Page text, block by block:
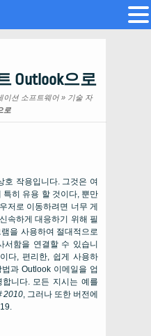
Outlook으로
이션 소프트웨어 » 기술 자
로
호 작용입니다. 그것은 여
특히 유용 할 것이다, 뿐만
저로 이동하려면 너무 게
속하게 대응하기 위해 필
을 사용하여 절대적으로
서함을 연결할 수 있습니
다, 편리한, 쉽게 사용하
과 Outlook 이메일을 업
니다. 모든 지시는 예를
2010, 그러나 또한 버전에